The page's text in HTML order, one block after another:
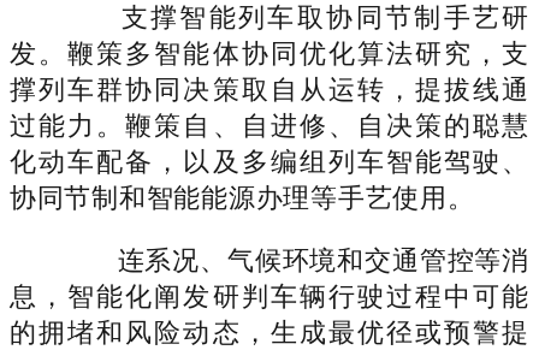
支撑智能列车取协同节制手艺研
发。鞭策多智能体协同优化算法研究，支
撑列车群协同决策取自从运转，提拔线通
过能力。鞭策自、自进修、自决策的聪慧
化动车配备，以及多编组列车智能驾驶、
协同节制和智能能源办理等手艺使用。
连系况、气候环境和交通管控等消
息，智能化阐发研判车辆行驶过程中可能
的拥堵和风险动态，生成最优径或预警提